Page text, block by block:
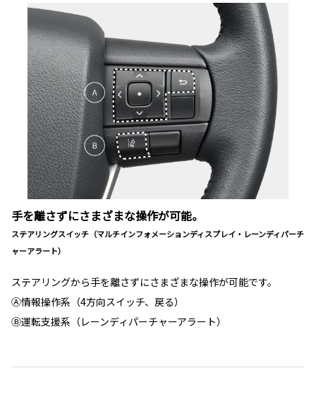
手を離さずにさまざまな操作が可能。
ステアリングスイッチ（マルチインフォメーションディスプレイ・レーンディパーチ
ャーアラート）
ステアリングから手を離さずにさまざまな操作が可能です。
Ⓐ情報操作系（4方向スイッチ、戻る）
Ⓑ運転支援系（レーンディパーチャーアラート）